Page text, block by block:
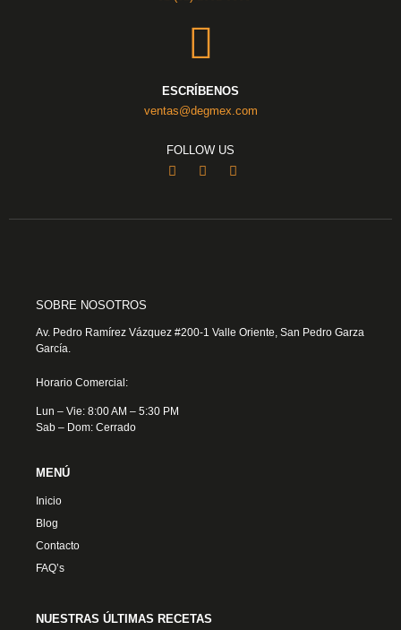
ESCRÍBENOS
ventas@degmex.com
FOLLOW US
SOBRE NOSOTROS
Av. Pedro Ramírez Vázquez #200-1 Valle Oriente, San Pedro Garza
García.
Horario Comercial:
Lun – Vie: 8:00 AM – 5:30 PM
Sab – Dom: Cerrado
MENÚ
Inicio
Blog
Contacto
FAQ’s
NUESTRAS ÚLTIMAS RECETAS